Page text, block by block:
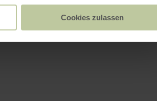
Cookies zulassen